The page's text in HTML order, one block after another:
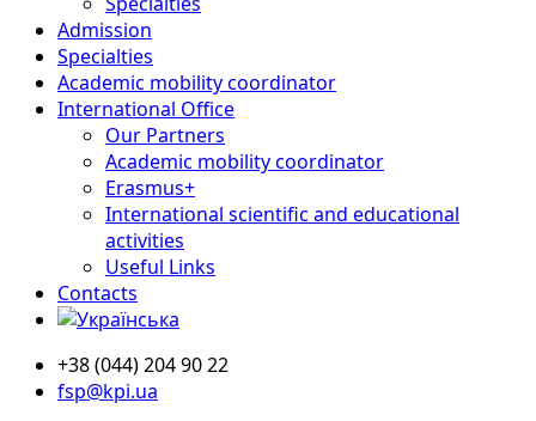
Admission
Specialties
Academic mobility coordinator
International Office
Our Partners
Academic mobility coordinator
Erasmus+
International scientific and educational
activities
Useful Links
Contacts
+38 (044) 204 90 22
fsp@kpi.ua